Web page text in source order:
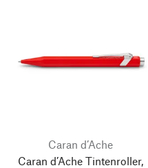
Caran d’Ache
Caran d’Ache Tintenroller,